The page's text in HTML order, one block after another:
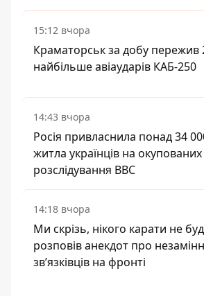
15:12 вчора
Краматорськ за добу пережив
найбільше авіаударів КАБ-250
14:43 вчора
Росія привласнила понад 34
житла українців на
розслідування BBC
14:18 вчора
Ми скрізь, нікого карати не
розповів анекдот про
зв’язківців на фронті